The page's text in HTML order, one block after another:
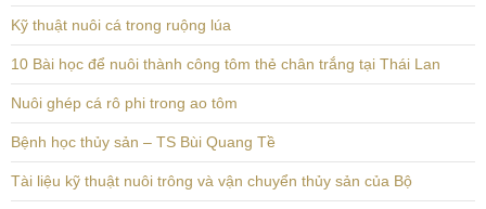
Kỹ thuật nuôi cá trong ruộng lúa
10 Bài học để nuôi thành công tôm thẻ chân trắng tại Thái Lan
Nuôi ghép cá rô phi trong ao tôm
Bệnh học thủy sản – TS Bùi Quang Tề
Tài liệu kỹ thuật nuôi trông và vận chuyển thủy sản của Bộ